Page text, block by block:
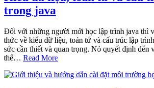
trong java
Đối với những người mới học lập trình java thì
thức về kiểu dữ liệu, toán tử và cấu trúc lập
sức cần thiết và quan trọng. Nó quyết định đến
thể… Read More